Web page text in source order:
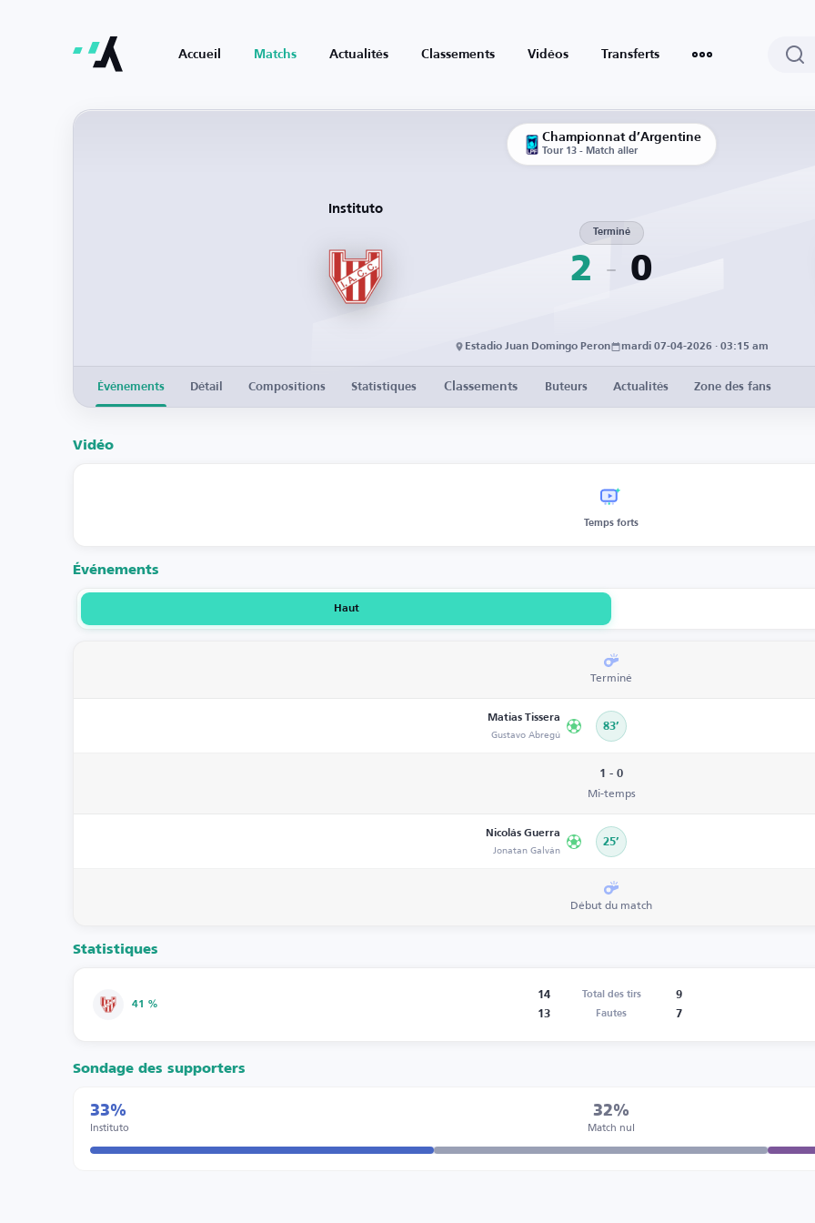
Accueil Matchs Actualités Classements Vidéos Transferts
Championnat d’Argentine
Tour 13 - Match aller
Instituto
2
Terminé
0
Estadio Juan Domingo Peron mardi 07-04-2026 · 03:15 am
Événements Détail Compositions Statistiques Classements Buteurs Actualités Zone des fans
Vidéo
Temps forts
Événements
Haut
Terminé
Matias Tissera
Gustavo Abregú 83’
1 - 0
Mi-temps
Nicolás Guerra
Jonatan Galván 25’
Début du match
Statistiques
41 %
14 Total des tirs
9
13
Fautes 7
Sondage des supporters
33%
Instituto
32%
Match nul